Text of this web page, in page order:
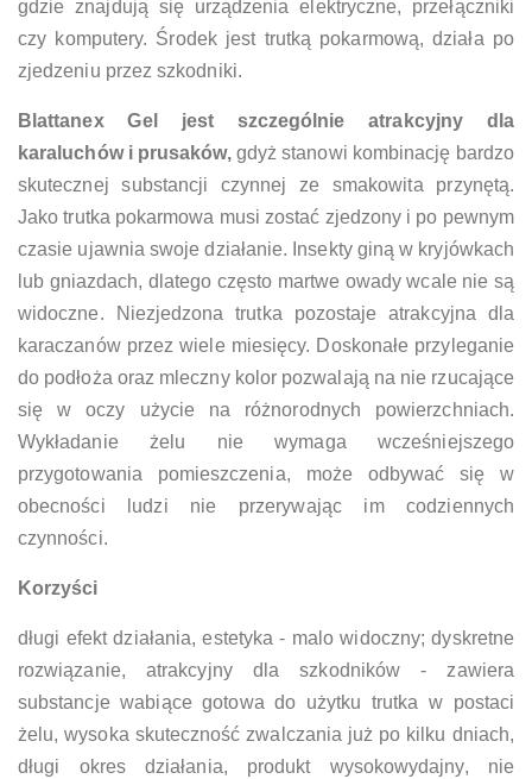
gdzie znajdują się urządzenia elektryczne, przełączniki
czy komputery. Środek jest trutką pokarmową, działa po
zjedzeniu przez szkodniki.
Blattanex Gel jest szczególnie atrakcyjny dla
karaluchów i prusaków,gdyż stanowi kombinację bardzo
skutecznej substancji czynnej ze smakowita przynętą.
Jako trutka pokarmowa musi zostać zjedzony i po pewnym
czasie ujawnia swoje działanie. Insekty giną w kryjówkach
lub gniazdach, dlatego często martwe owady wcale nie są
widoczne. Niezjedzona trutka pozostaje atrakcyjna dla
karaczanów przez wiele miesięcy. Doskonałe przyleganie
do podłoża oraz mleczny kolor pozwalają na nie rzucające
się w oczy użycie na różnorodnych powierzchniach.
Wykładanie żelu nie wymaga wcześniejszego
przygotowania pomieszczenia, może odbywać się w
obecności ludzi nie przerywając im codziennych
czynności.
Korzyści
długi efekt działania, estetyka - malo widoczny; dyskretne
rozwiązanie, atrakcyjny dla szkodników - zawiera
substancje wabiące gotowa do użytku trutka w postaci
żelu, wysoka skuteczność zwalczania już po kilku dniach,
długi okres działania, produkt wysokowydajny, nie